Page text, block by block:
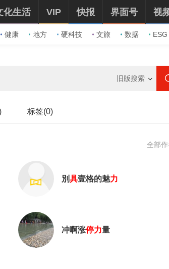
健康 地方 硬科技 文旅 数据 ESG
化生活 VIP 快报 界面号 视
旧版搜索
标签(0)
全部
別具壹格的魅力
冲啊涨停力量